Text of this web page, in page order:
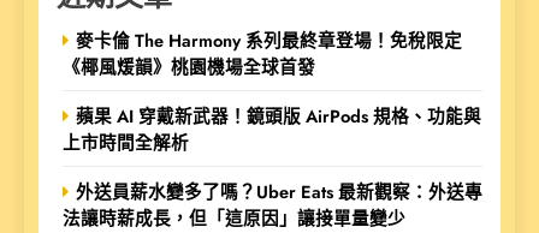
麥卡倫 The Harmony 系列最終章登場！免稅限定
《椰風煖韻》桃園機場全球首發
蘋果 AI 穿戴新武器！鏡頭版 AirPods 規格、功能與
上市時間全解析
外送員薪水變多了嗎？Uber Eats 最新觀察：外送專
法讓時薪成長，但「這原因」讓接單量變少